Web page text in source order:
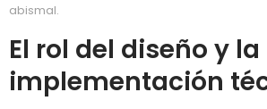
abismal.
El rol del diseño y la
implementación